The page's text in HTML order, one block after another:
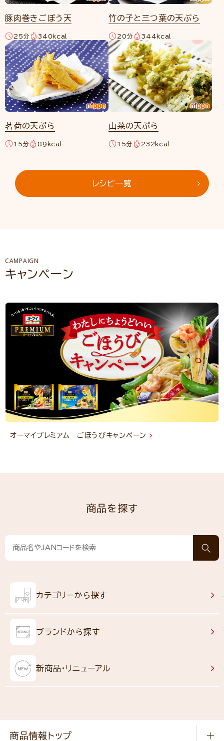
レシピ一覧
豚肉巻きごぼう天
25分 340kcal
竹の子と三つ葉の天ぷら
20分 344kcal
茗荷の天ぷら
15分 89kcal
山菜の天ぷら
15分 232kcal
CAMPAIGN
キャンペーン
オーマイプレミアム ごほうびキャンペーン
商品を探す
カテゴリーから探す
ブランドから探す
新商品・リニューアル
商品情報トップ